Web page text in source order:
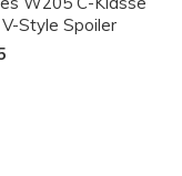
Style Spoiler